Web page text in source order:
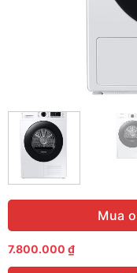
Mua
7.800.000 ₫